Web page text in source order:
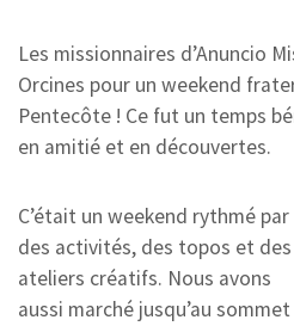
Les missionnaires d’Anuncio
Orcines pour un weekend
Pentecôte ! Ce fut un temps
en amitié et en découvertes.
C’était un weekend rythmé par
des activités, des topos et des
ateliers créatifs. Nous avons
aussi marché jusqu’au sommet